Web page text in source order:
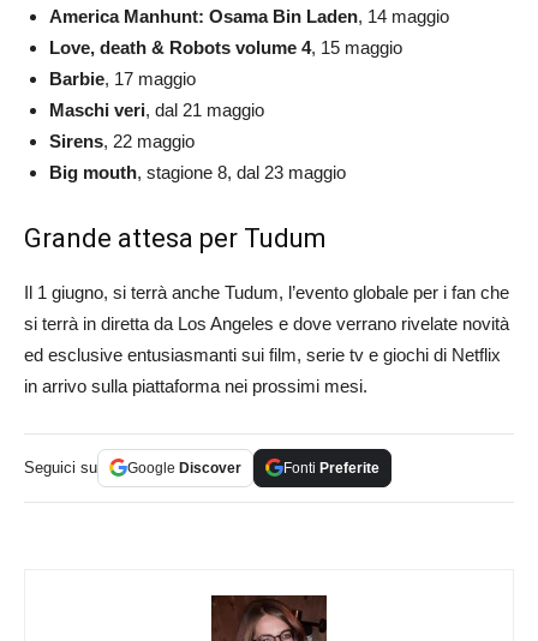
America Manhunt: Osama Bin Laden, 14 maggio
Love, death & Robots volume 4, 15 maggio
Barbie, 17 maggio
Maschi veri, dal 21 maggio
Sirens, 22 maggio
Big mouth, stagione 8, dal 23 maggio
Grande attesa per Tudum
Il 1 giugno, si terrà anche Tudum, l’evento globale per i fan che
si terrà in diretta da Los Angeles e dove verrano rivelate novità
ed esclusive entusiasmanti sui film, serie tv e giochi di Netflix
in arrivo sulla piattaforma nei prossimi mesi.
Seguici su Google Discover Fonti Preferite